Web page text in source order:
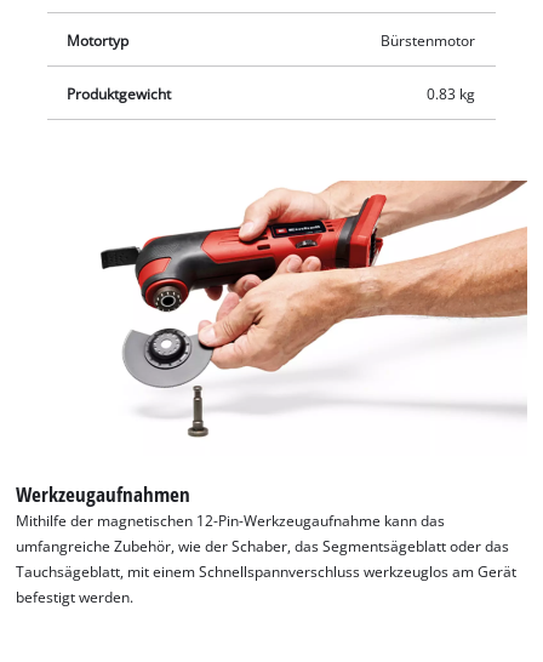
Segmentsägeblatt für Holz, Kunststoff und Weichmetall (HSS).
Die Lieferung erfolgt ohne Akku und ohne Ladegerät, diese
sind separat erhältlich.
Motortyp Bürstenmotor
Produktgewicht 0.83 kg
Werkzeugaufnahmen
Mithilfe der magnetischen 12-Pin-Werkzeugaufnahme kann das
umfangreiche Zubehör, wie der Schaber, das Segmentsägeblatt oder das
Tauchsägeblatt, mit einem Schnellspannverschluss werkzeuglos am Gerät
befestigt werden.